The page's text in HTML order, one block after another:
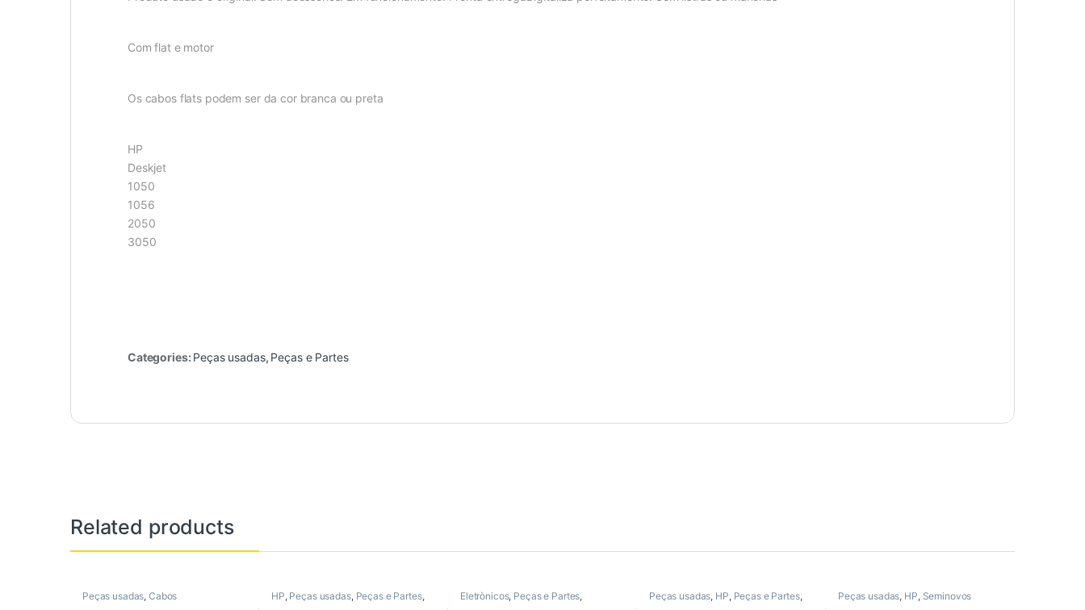
Com flat e motor
Os cabos flats podem ser da cor branca ou preta
HP
Deskjet
1050
1056
2050
3050
Categories: Peças usadas, Peças e Partes
Related products
Peças usadas,Cabos HP, Peças usadas, Peças e Partes,
Eletrònicos, Peças e Partes,
Peças usadas, HP, Peças e Partes,
Peças usadas, HP, Seminovos